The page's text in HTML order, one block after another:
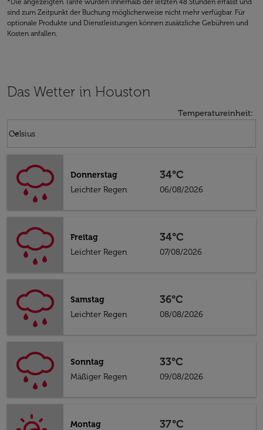
*Die angezeigten Tarife wurden innerhalb der letzten 48 Stunden erfasst und
sind zum Zeitpunkt der Buchung möglicherweise nicht mehr verfügbar. Für
optionale Produkte und Dienstleistungen können zusätzliche Gebühren und
Kosten anfallen.
Das Wetter in Houston
Temperatureinheit:
Celsius
keyboard_arrow_down
Donnerstag
Leichter Regen
34°C
06/08/2026
Freitag
Leichter Regen
34°C
07/08/2026
Samstag
Leichter Regen
36°C
08/08/2026
Sonntag
Mäßiger Regen
33°C
09/08/2026
Montag
37°C